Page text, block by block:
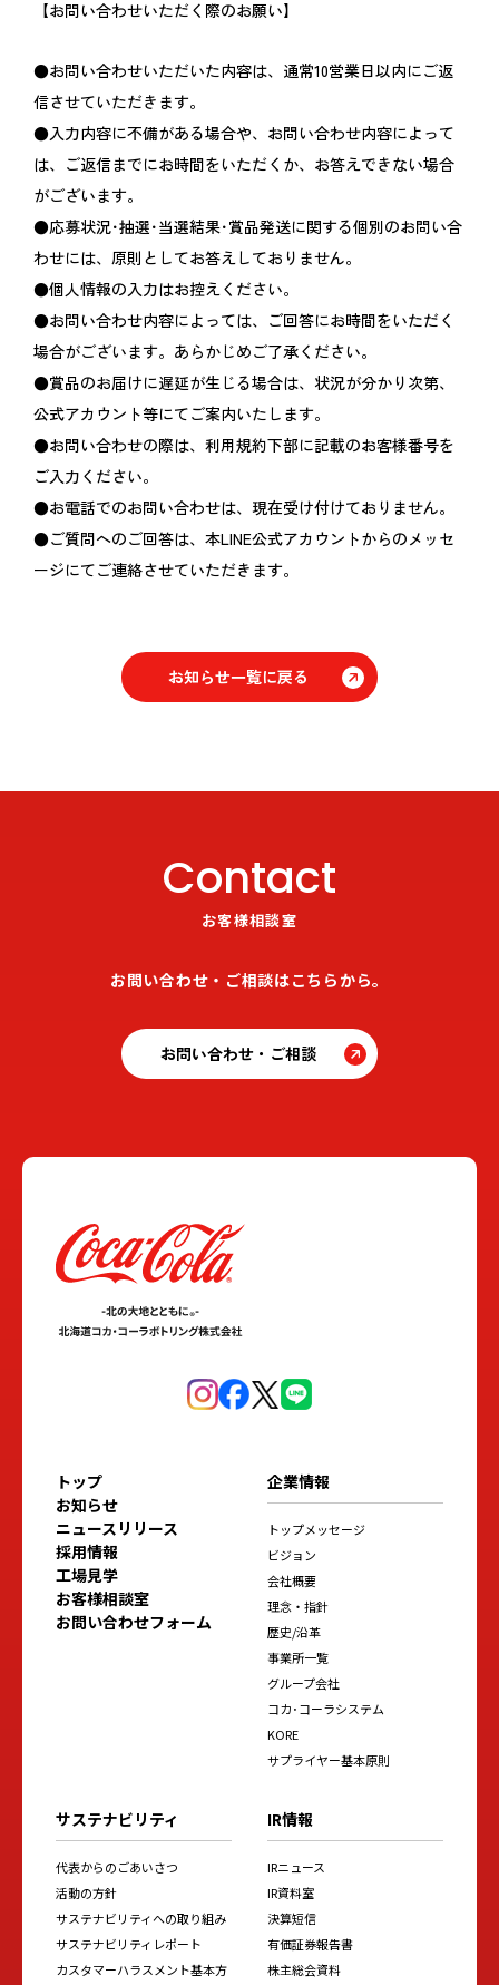
【お問い合わせいただく際のお願い】
●お問い合わせいただいた内容は、通常10営業日以内にご返
信させていただきます。
●入力内容に不備がある場合や、お問い合わせ内容によって
は、ご返信までにお時間をいただくか、お答えできない場合
がございます。
●応募状況･抽選･当選結果･賞品発送に関する個別のお問い合
わせには、原則としてお答えしておりません。
●個人情報の入力はお控えください。
●お問い合わせ内容によっては、ご回答にお時間をいただく
場合がございます。あらかじめご了承ください。
●賞品のお届けに遅延が生じる場合は、状況が分かり次第、
公式アカウント等にてご案内いたします。
●お問い合わせの際は、利用規約下部に記載のお客様番号を
ご入力ください。
●お電話でのお問い合わせは、現在受け付けておりません。
●ご質問へのご回答は、本LINE公式アカウントからのメッセ
ージにてご連絡させていただきます。
お知らせ一覧に戻る
Contact
お客様相談室
お問い合わせ・ご相談はこちらから。
お問い合わせ・ご相談
トップ
お知らせ
ニュースリリース
採用情報
工場見学
お客様相談室
お問い合わせフォーム
企業情報
トップメッセージ
ビジョン
会社概要
理念・指針
歴史/沿革
事業所一覧
グループ会社
コカ･コーラシステム
KORE
サプライヤー基本原則
サステナビリティ
代表からのごあいさつ
活動の方針
サステナビリティへの取り組み
サステナビリティレポート
カスタマーハラスメント基本方
IR情報
IRニュース
IR資料室
決算短信
有価証券報告書
株主総会資料